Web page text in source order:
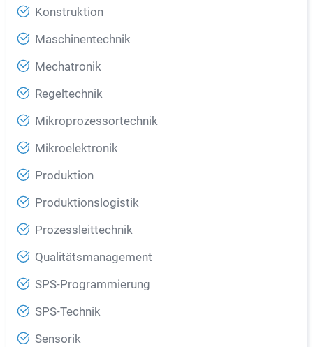
Konstruktion
Maschinentechnik
Mechatronik
Regeltechnik
Mikroprozessortechnik
Mikroelektronik
Produktion
Produktionslogistik
Prozessleittechnik
Qualitätsmanagement
SPS-Programmierung
SPS-Technik
Sensorik